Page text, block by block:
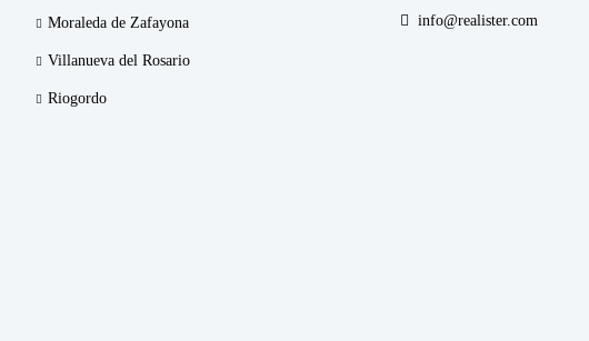
Moraleda de Zafayona
Villanueva del Rosario
Riogordo
info@realister.com